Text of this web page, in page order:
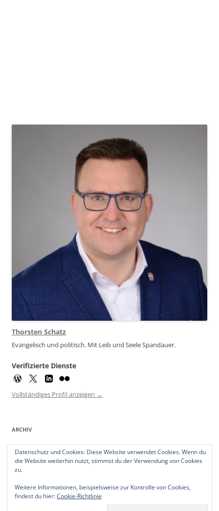
Thorsten Schatz
Evangelisch und politisch. Mit Leib und Seele Spandauer.
Verifizierte Dienste
Vollständiges Profil anzeigen →
ARCHIV
Archiv
Datenschutz und Cookies: Diese Website verwendet Cookies. Wenn du
die Website weiterhin nutzt, stimmst du der Verwendung von Cookies
zu.
Weitere Informationen, beispielsweise zur Kontrolle von Cookies,
findest du hier:Cookie-Richtlinie